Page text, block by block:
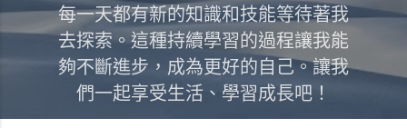
每一天都有新的知識和技能等待著我
去探索。這種持續學習的過程讓我能
夠不斷進步，成為更好的自己。讓我
們一起享受生活、學習成長吧！